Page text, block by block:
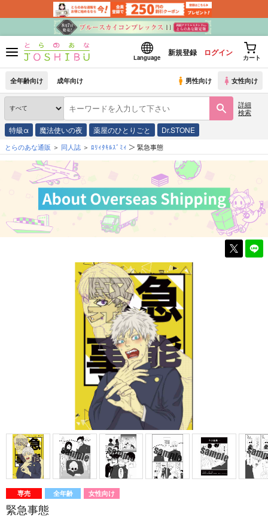
Language
新規登録 ログイン
カート
全年齢向け 成年向け 男性向け 女性向け
詳細
検索
特級α 魔法使いの夜 薬屋のひとりごと Dr.STONE
とらのあな通販 同人誌 ﾛﾘｨﾀｷﾙｽﾞﾐｨ 緊急事態
専売 全年齢 女性向け
緊急事態